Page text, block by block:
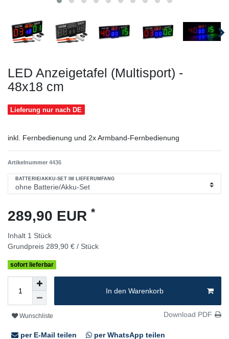
LED Anzeigetafel (Multisport) -
48x18 cm
Lieferung nur nach DE
inkl. Fernbedienung und 2x Armband-Fernbedienung
Artikelnummer 4436
BATTERIE/AKKU-SET IM LIEFERUMFANG
289,90 EUR *
Inhalt 1 Stück
Grundpreis 289,90 € / Stück
sofort lieferbar
In den Warenkorb
Wunschliste Download PDF
per E-Mail teilen per WhatsApp teilen